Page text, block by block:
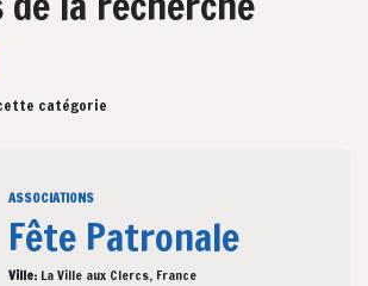
catégorie
ASSOCIATIONS
Fête Patronale
Ville: La Ville aux Clercs, France